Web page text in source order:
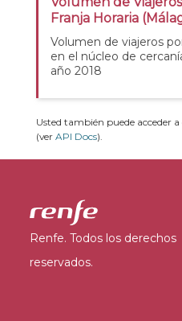
Franja Horaria
Volumen de viajeros
en el núcleo de
año 2018
Usted también puede acceder
(ver API Docs).
Renfe. Todos los derechos
reservados.